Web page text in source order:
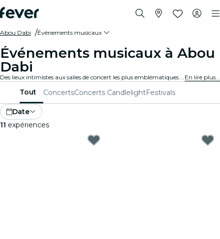
Abou Dabi Événements musicaux
Événements musicaux à Abou
Dabi
Des lieux intimistes aux salles de concert les plus emblématiques de la ville, Abou Dabi vit au rythme de la musique et propose un large éventail d'événements pour tous les goûts et tous les styles. En lire plus...
Tout ConcertsConcerts CandlelightFestivals
Date
11 expériences